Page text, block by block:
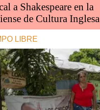
a Shakespeare en la
de Cultura Inglesa
LIBRE